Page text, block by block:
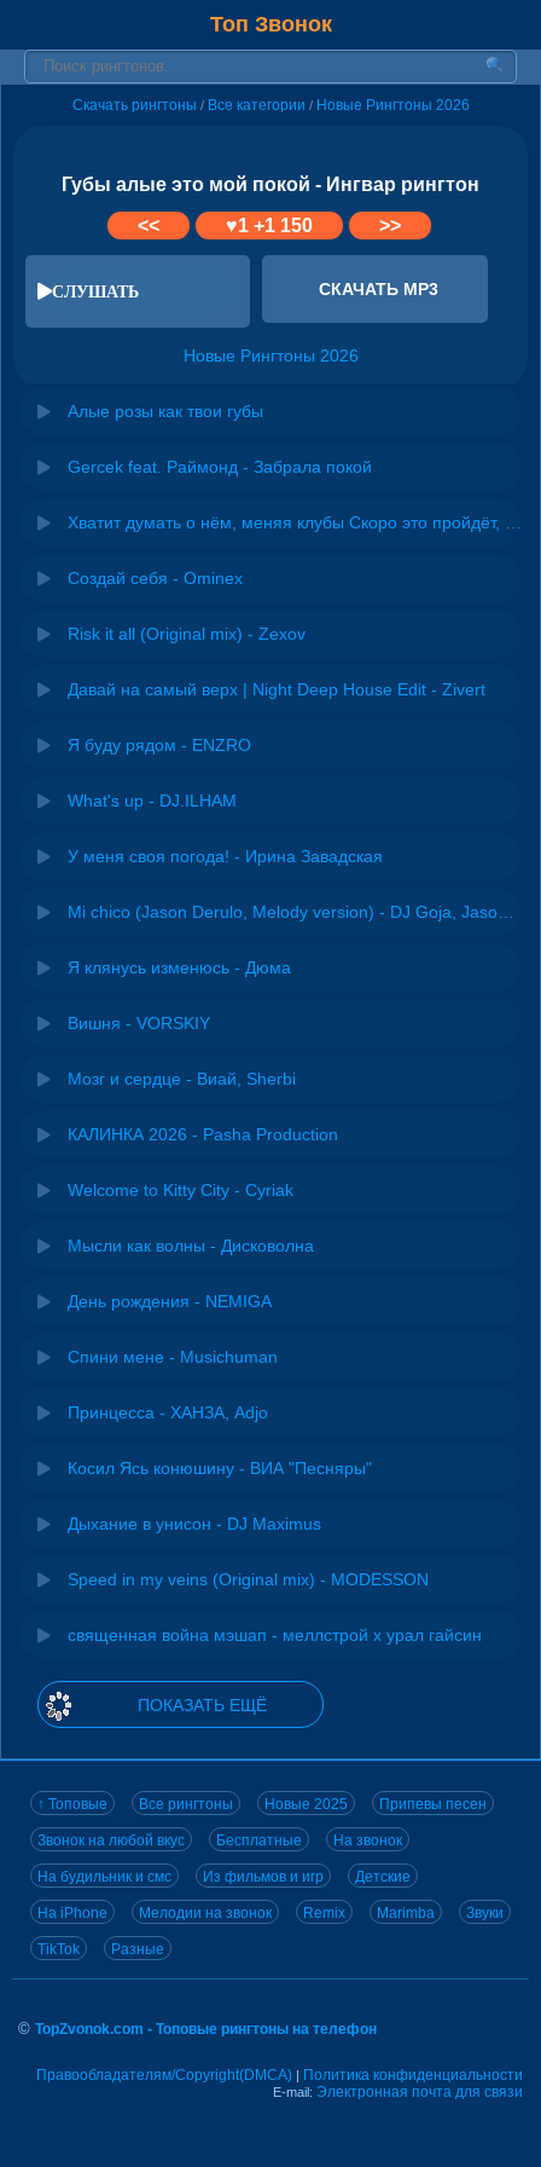
Топ Звонок
Скачать рингтоны / Все категории / Новые Рингтоны 2026
Губы алые это мой покой - Ингвар рингтон
<<
♥1 +1 150 >>
СЛУШАТЬ СКАЧАТЬ MP3
Новые Рингтоны 2026
Алые розы как твои губы
Gercek feat. Раймонд - Забрала покой
Создай себя - Ominex
Risk it all (Original mix) - Zexov
Давай на самый верх | Night Deep House Edit - Zivert
Я буду рядом - ENZRO
What's up - DJ.ILHAM
У меня своя погода! - Ирина Завадская
Я клянусь изменюсь - Дюма
Вишня - VORSKIY
Мозг и сердце - Виай, Sherbi
КАЛИНКА 2026 - Pasha Production
Welcome to Kitty City - Cyriak
Мысли как волны - Дисковолна
День рождения - NEMIGA
Спини мене - Musichuman
Принцесса - ХАНЗА, Adjo
Косил Ясь конюшину - ВИА "Песняры"
Дыхание в унисон - DJ Maximus
Speed in my veins (Original mix) - MODESSON
священная война мэшап - меллстрой х урал гайсин
ПОКАЗАТЬ ЕЩЁ
↑ Топовые Все рингтоны Новые 2025 Припевы песен
Звонок на любой вкус Бесплатные На звонок
На будильник и смс Из фильмов и игр Детские
На iPhone Мелодии на звонок Remix Marimba Звуки
TikTok Разные
© TopZvonok.com - Топовые рингтоны на телефон
Правообладателям/Copyright(DMCA) | Политика конфиденциальности
E-mail: Электронная почта для связи